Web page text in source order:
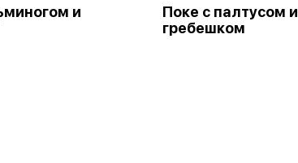
и
Поке с палтусом и
гребешком